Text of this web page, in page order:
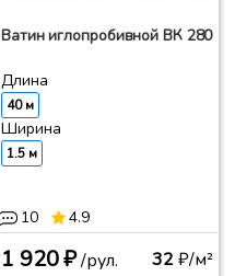
Ватин иглопробивной ВК 280
Длина
40 м
Ширина
1.5 м
10 4.9
1 920 ₽/рул. 32₽/м²